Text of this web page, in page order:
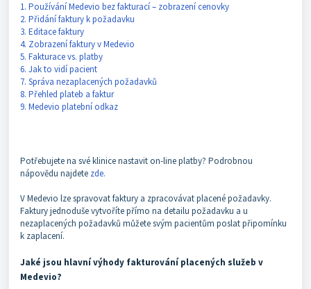
1. Používání Medevio bez fakturací – zobrazení cenovky
2. Přidání faktury k požadavku
3. Editace faktury
4. Zobrazení faktury v Medevio
5. Fakturace vs. platby
6. Jak to vidí pacient
7. Správa nezaplacených požadavků
8. Přehled plateb a faktur
9. Medevio platební odkaz
Potřebujete na své klinice nastavit on-line platby? Podrobnou
nápovědu najdete zde.
V Medevio lze spravovat faktury a zpracovávat placené požadavky.
Faktury jednoduše vytvoříte přímo na detailu požadavku a u
nezaplacených požadavků můžete svým pacientům poslat připomínku
k zaplacení.
Jaké jsou hlavní výhody fakturování placených služeb v
Medevio?